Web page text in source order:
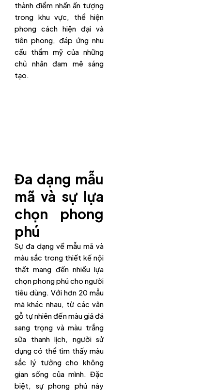
thành điểm nhấn ấn tượng
trong khu vực, thể hiện
phong cách hiện đại và
tiên phong, đáp ứng nhu
cầu thẩm mỹ của những
chủ nhân đam mê sáng
tạo.
Đa dạng mẫu
mã và sự lựa
chọn phong
phú
Sự đa dạng về mẫu mã và
màu sắc trong thiết kế nội
thất mang đến nhiều lựa
chọn phong phú cho người
tiêu dùng. Với hơn 20 mẫu
mã khác nhau, từ các vân
gỗ tự nhiên đến màu giả đá
sang trọng và màu trắng
sữa thanh lịch, người sử
dụng có thể tìm thấy màu
sắc lý tưởng cho không
gian sống của mình. Đặc
biệt, sự phong phú này